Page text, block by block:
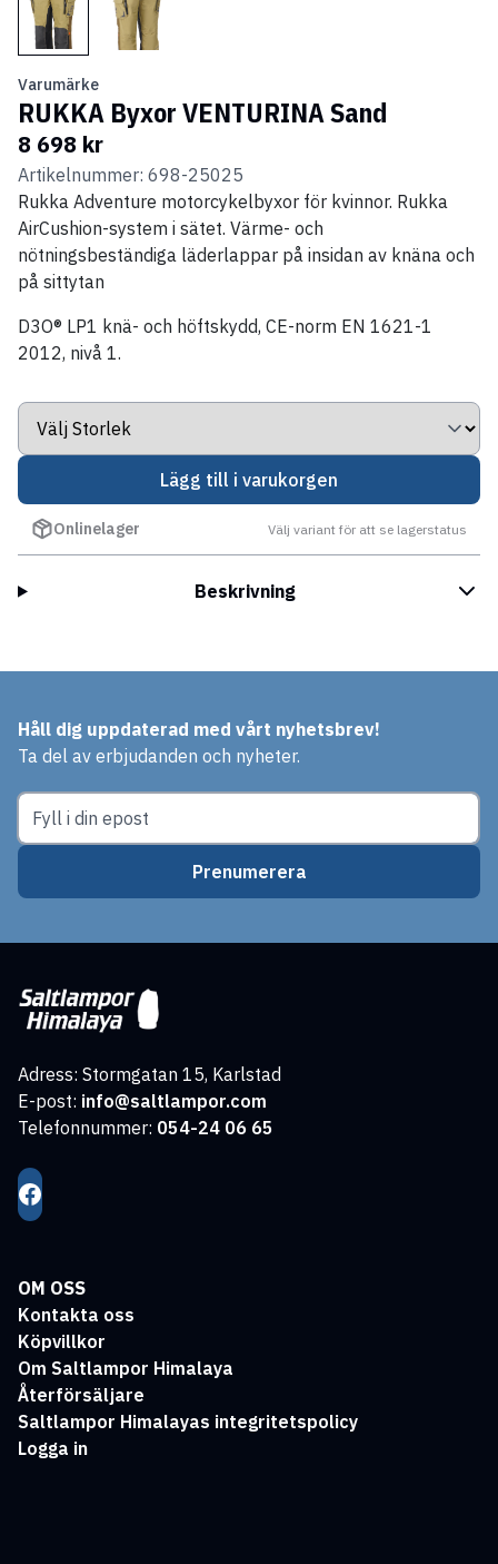
Varumärke
RUKKA Byxor VENTURINA Sand
8 698 kr
Artikelnummer: 698-25025
Rukka Adventure motorcykelbyxor för kvinnor. Rukka
AirCushion-system i sätet. Värme- och
nötningsbeständiga läderlappar på insidan av knäna och
på sittytan
D3O® LP1 knä- och höftskydd, CE-norm EN 1621-1
2012, nivå 1.
Lägg till i varukorgen
Onlinelager Välj variant för att se lagerstatus
Beskrivning
Håll dig uppdaterad med vårt nyhetsbrev!
Ta del av erbjudanden och nyheter.
Prenumerera
Adress: Stormgatan 15, Karlstad
E-post: info@saltlampor.com
Telefonnummer: 054-24 06 65
OM OSS
Kontakta oss
Köpvillkor
Om Saltlampor Himalaya
Återförsäljare
Saltlampor Himalayas integritetspolicy
Logga in